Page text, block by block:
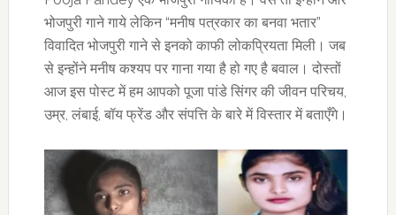
भोजपुरी गाने गाये लेकिन “मनीष पत्रकार का बनवा भतार”
विवादित भोजपुरी गाने से इनको काफी लोकप्रियता मिली। जब
से इन्होंने मनीष कश्यप पर गाना गया है हो गए है बवाल। दोस्तों
आज इस पोस्ट में हम आपको पूजा पांडे सिंगर की जीवन परिचय,
उम्र, लंबाई, बॉय फ्रेंड और संपत्ति के बारे में विस्तार में बताएँगे।